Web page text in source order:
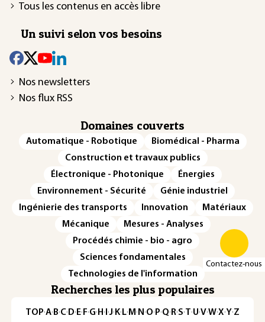
Contactez-nous
Tous les contenus en accès libre
Un suivi selon vos besoins
Nos newsletters
Nos flux RSS
Domaines couverts
Automatique - Robotique
Biomédical - Pharma
Construction et travaux publics
Électronique - Photonique
Énergies
Environnement - Sécurité
Génie industriel
Ingénierie des transports
Innovation
Matériaux
Mécanique
Mesures - Analyses
Procédés chimie - bio - agro
Sciences fondamentales
Technologies de l'information
Recherches les plus populaires
TOP·A·B·C· D· E· F·G· H · ·J· K· L· M · N ·O· P·Q· R·S·T·U·V·W·X·Y·Z